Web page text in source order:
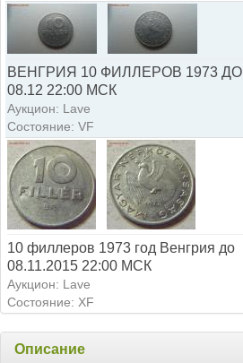
ВЕНГРИЯ 10 ФИЛЛЕРОВ 1973 ДО
08.12 22:00 МСК
Аукцион: Lave
Состояние: VF
10 филлеров 1973 год Венгрия до
08.11.2015 22:00 МСК
Аукцион: Lave
Состояние: XF
Описание